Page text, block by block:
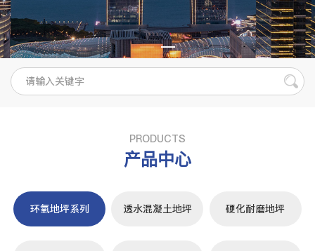
PRODUCTS
产品中心
环氧地坪系列 透水混凝土地坪 硬化耐磨地坪